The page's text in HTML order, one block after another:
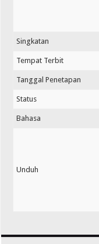
Singkatan
Tempat Terbit
Tanggal Penetapan
Status
Bahasa
Unduh